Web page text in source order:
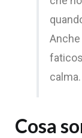
Anche
calma.
Cosa